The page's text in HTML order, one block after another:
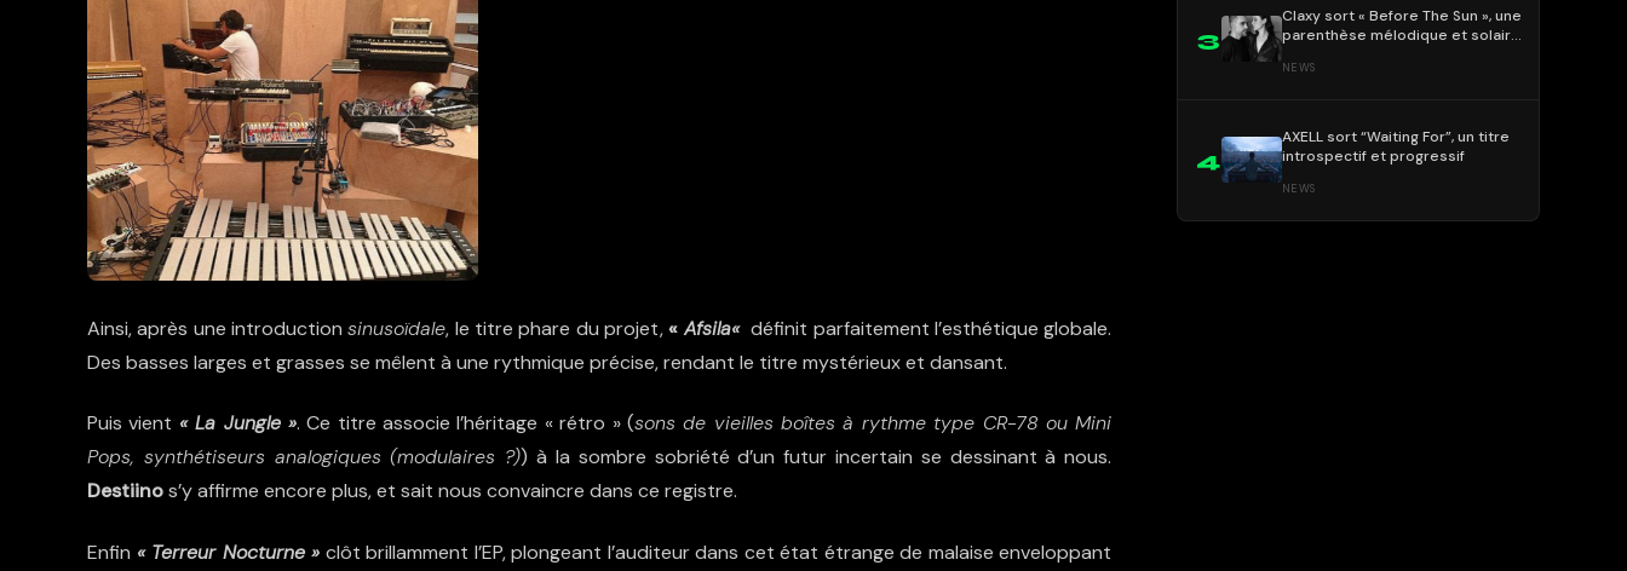
Ainsi, après une introductionsinusoïdale, le titre phare du projet,«Afsila« définit parfaitement l’esthétique globale.
Des basses larges et grasses se mêlent à une rythmique précise, rendant le titre mystérieux et dansant.
Puis vient « La Jungle ». Ce titre associe l’héritage « rétro » (sons de vieilles boîtes à rythme type CR-78 ou Mini
Pops, synthétiseurs analogiques (modulaires ?)) à la sombre sobriété d’un futur incertain se dessinant à nous.
Destiinos’y affirme encore plus, et sait nous convaincre dans ce registre.
Enfin « Terreur Nocturne » clôt brillamment l’EP, plongeant l’auditeur dans cet état étrange de malaise enveloppant
3
Claxy sort « Before The Sun », une
parenthèse mélodique et solaire
NEWS
4
AXELL sort “Waiting For”, un titre
introspectif et progressif
NEWS